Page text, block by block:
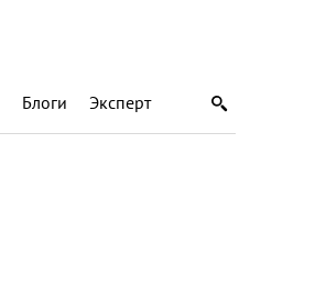
Блоги Эксперт